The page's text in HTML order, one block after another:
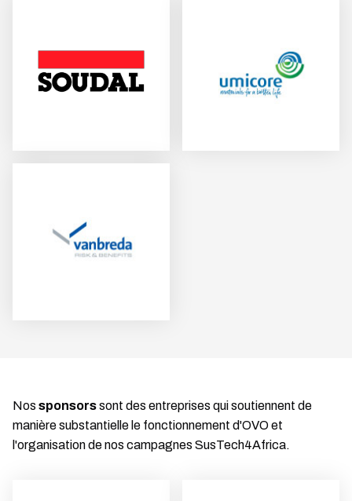
Nos sponsorssont des entreprises qui soutiennent de
manière substantielle le fonctionnement d'OVO et
l'organisation de nos campagnes SusTech4Africa.